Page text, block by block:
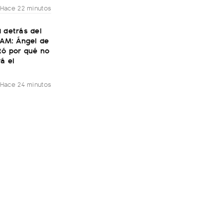
Hace 22 minutos
detrás del
Ángel de
por qué no
el
Hace 24 minutos